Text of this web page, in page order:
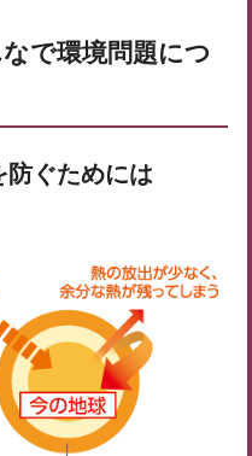
で環境問題につ
ぐためには